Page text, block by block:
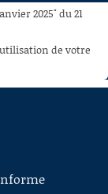
2025" du 21
de votre